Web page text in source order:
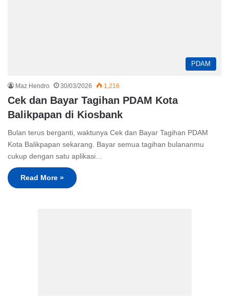
PDAM
Maz Hendro 30/03/2026 1,216
Cek dan Bayar Tagihan PDAM Kota
Balikpapan di Kiosbank
Bulan terus berganti, waktunya Cek dan Bayar Tagihan PDAM
Kota Balikpapan sekarang. Bayar semua tagihan bulananmu
cukup dengan satu aplikasi…
Read More »